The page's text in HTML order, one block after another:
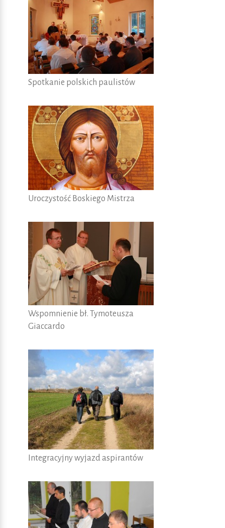
Spotkanie polskich paulistów
Uroczystość Boskiego Mistrza
Wspomnienie bł. Tymoteusza
Giaccardo
Integracyjny wyjazd aspirantów